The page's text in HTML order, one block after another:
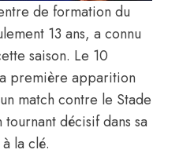
de formation du
13 ans, a connu
saison. Le 10
première apparition
match contre le Stade
décisif dans sa
la clé.